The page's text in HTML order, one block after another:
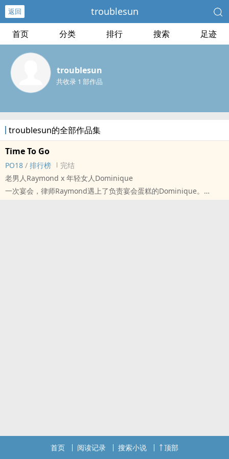
返回 troublesun
首页 分类 排行 搜索 足迹
troublesun
共收录 1 部作品
troublesun的全部作品集
Time To Go
PO18 / 排行榜
完结
老男人Raymond x 年轻女人Dominique
一次宴会，律师Raymond遇上了负责宴会蛋糕的Dominique。
首页 阅读记录 搜索小说 顶部